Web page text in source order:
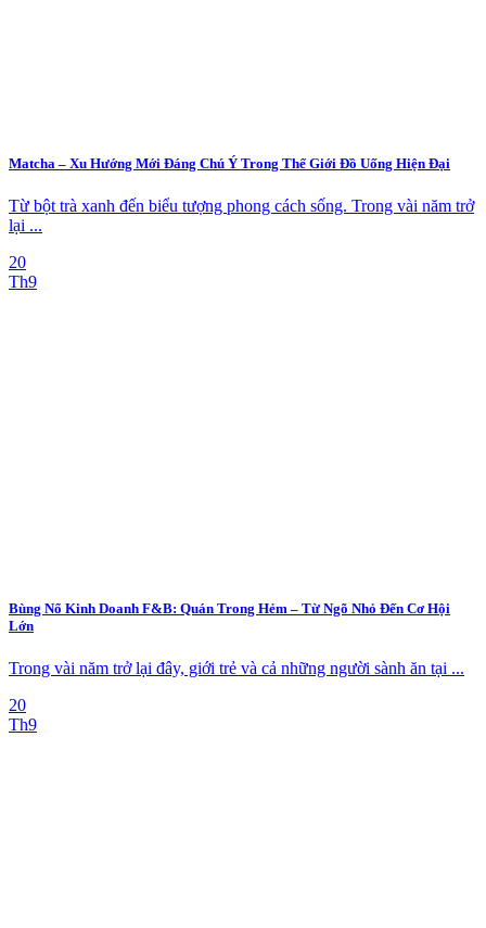
Matcha – Xu Hướng Mới Đáng Chú Ý Trong Thế Giới Đồ Uống Hiện Đại
Từ bột trà xanh đến biểu tượng phong cách sống. Trong vài năm trở
lại ...
20
Th9
Bùng Nổ Kinh Doanh F&B: Quán Trong Hẻm – Từ Ngõ Nhỏ Đến Cơ Hội
Lớn
Trong vài năm trở lại đây, giới trẻ và cả những người sành ăn tại ...
20
Th9